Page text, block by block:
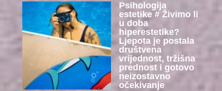
Psihologija
estetike # Živimo li
u doba
hiperestetike?
Ljepota je postala
društvena
vrijednost, tržišna
prednost i gotovo
neizostavno
očekivanje